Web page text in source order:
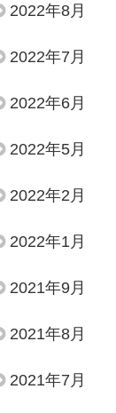
2022年8月
2022年7月
2022年6月
2022年5月
2022年2月
2022年1月
2021年9月
2021年8月
2021年7月